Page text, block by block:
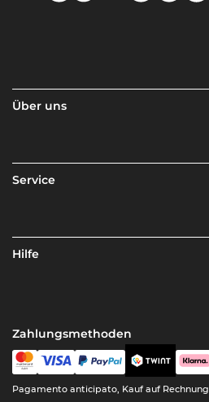
Über uns
Service
Hilfe
Zahlungsmethoden
Pagamento anticipato, Kauf auf Rechnung